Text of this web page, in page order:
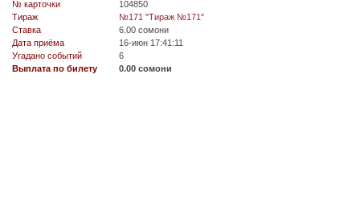
№ карточки
104850
Tираж
№171 "Тираж №171"
Ставка
6.00 сомони
Дата приёма
16-июн 17:41:11
Угадано событий
6
Выплата по билету
0.00 сомони